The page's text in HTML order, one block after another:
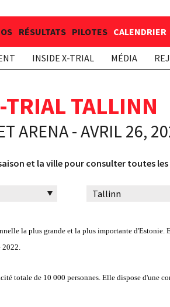
RÉSULTATS PILOTES CALENDRIER
INSIDE X-TRIAL MÉDIA
TRIAL TALLINN
ARENA - AVRIL 26,
et la ville pour consulter toutes les
la plus grande et la plus importante d'Estonie.
2022.
totale de 10 000 personnes. Elle dispose